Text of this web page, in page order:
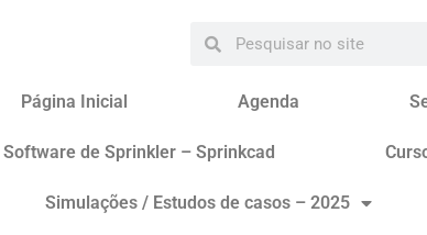
Página Inicial Agenda
Software de Sprinkler – Sprinkcad
Simulações / Estudos de casos – 2025